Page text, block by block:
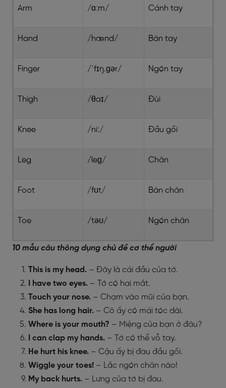
Arm /ɑːm/ Cánh tay
Hand /hænd/ Bàn tay
Finger /ˈfɪŋ.ɡər/ Ngón tay
Thigh /θaɪ/ Đùi
Knee /niː/ Đầu gối
Leg /leɡ/ Chân
Foot /fʊt/ Bàn chân
Toe /təʊ/ Ngón chân
10 mẫu câu thông dụng chủ đề cơ thể người
This is my head. – Đây là cái đầu của tớ.
I have two eyes. – Tớ có hai mắt.
Touch your nose. – Chạm vào mũi của bạn.
She has long hair. – Cô ấy có mái tóc dài.
Where is your mouth? – Miệng của bạn ở đâu?
I can clap my hands. – Tớ có thể vỗ tay.
He hurt his knee. – Cậu ấy bị đau đầu gối.
Wiggle your toes! – Lắc ngón chân nào!
My back hurts. – Lưng của tớ bị đau.